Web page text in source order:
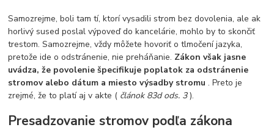
Samozrejme, boli tam tí, ktorí vysadili strom bez dovolenia, ale ak
horlivý sused poslal výpoveď do kancelárie, mohlo by to skončiť
trestom. Samozrejme, vždy môžete hovoriť o tlmočení jazyka,
pretože ide o odstránenie, nie preháňanie. Zákon však jasne
uvádza, že povolenie špecifikuje poplatok za odstránenie
stromov alebo dátum a miesto výsadby stromu. Preto je
zrejmé, že to platí aj v akte ( článok 83d ods. 3).
Presadzovanie stromov podľa zákona